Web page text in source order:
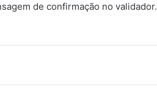
de confirmação no validador.